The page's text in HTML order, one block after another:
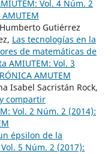
Vol. 4 Núm. 2
AMUTEM
Gutiérrez
Las tecnologías en la
de matemáticas de
AMIUTEM: Vol. 3
AMUTEM
Isabel Sacristán Rock,
compartir
Vol. 2 Núm. 2 (2014):
épsilon de la
5 Núm. 2 (2017):